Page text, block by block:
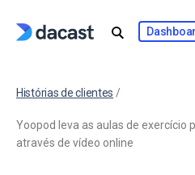
Histórias de clientes /
Yoopod leva as aulas de exercício
através de vídeo online